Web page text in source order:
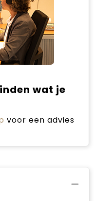
wat je
voor een advies